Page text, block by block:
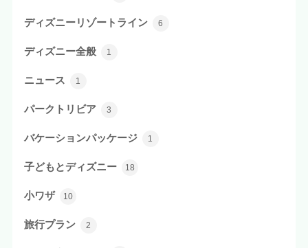
ディズニーリゾートライン 6
ディズニー全般 1
ニュース 1
パークトリビア 3
バケーションパッケージ 1
子どもとディズニー 18
小ワザ 10
旅行プラン 2